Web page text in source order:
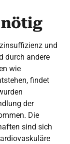
und
durch andere
wie
findet
der
Die
sind sich